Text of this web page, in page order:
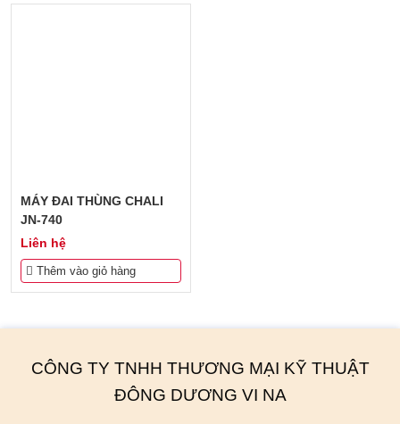
MÁY ĐAI THÙNG CHALI
JN-740
Liên hệ
Thêm vào giỏ hàng
CÔNG TY TNHH THƯƠNG MẠI KỸ THUẬT
ĐÔNG DƯƠNG VI NA